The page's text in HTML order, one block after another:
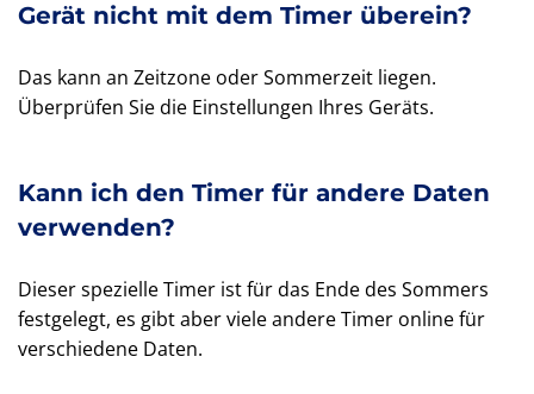
Gerät nicht mit dem Timer überein?
Das kann an Zeitzone oder Sommerzeit liegen.
Überprüfen Sie die Einstellungen Ihres Geräts.
Kann ich den Timer für andere Daten
verwenden?
Dieser spezielle Timer ist für das Ende des Sommers
festgelegt, es gibt aber viele andere Timer online für
verschiedene Daten.